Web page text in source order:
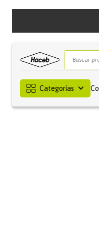
Buscar
Categorías